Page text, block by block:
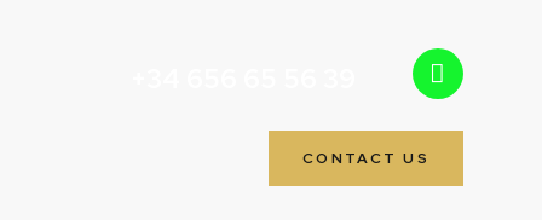
CONTACT US